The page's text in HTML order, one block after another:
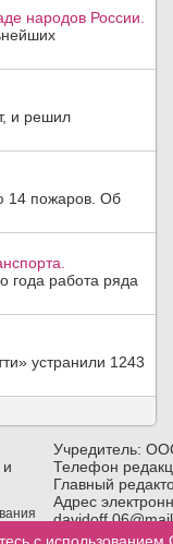
народов России.
и решил
14 пожаров. Об
года работа ряда
устранили 1243
Учредитель:
Телефон
Главный
Адрес
Возрастное